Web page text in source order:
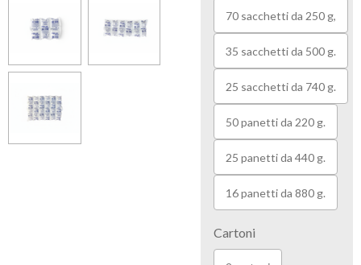
70 sacchetti da 250 g,
35 sacchetti da 500 g.
25 sacchetti da 740 g.
50 panetti da 220 g.
25 panetti da 440 g.
16 panetti da 880 g.
Cartoni